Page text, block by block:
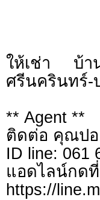
ให้เช่า บ้
ศรีนครินทร์-
** Agent **
ติดต่อ คุณปอ
ID line: 061
แอดไ
https://